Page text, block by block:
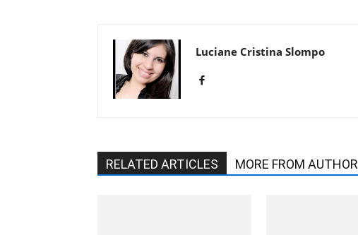
Luciane Cristina Slompo
RELATED ARTICLES MORE FROM AUTHOR